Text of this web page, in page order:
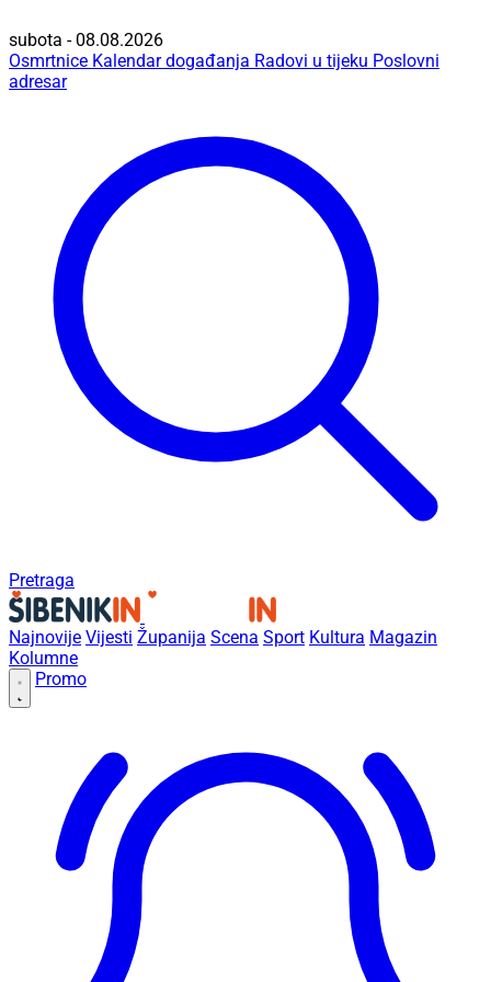
subota - 08.08.2026
Osmrtnice Kalendar događanja Radovi u tijeku Poslovni
adresar
Pretraga
Najnovije Vijesti Županija Scena Sport Kultura Magazin
Kolumne
Promo